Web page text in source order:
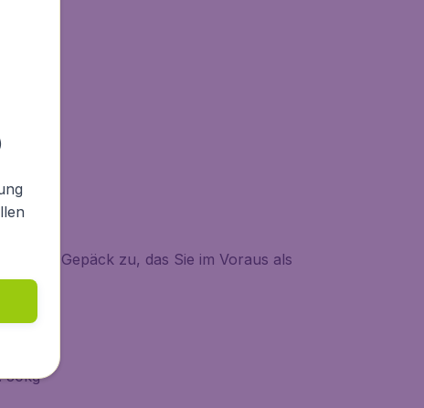
auf Gepäck zu, das Sie im Voraus als
30kg